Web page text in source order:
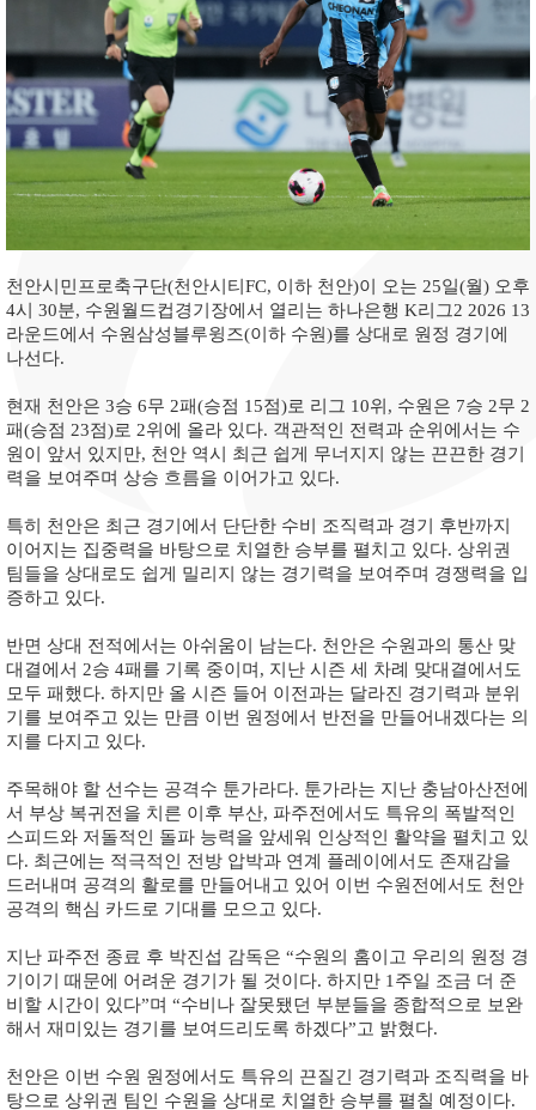
천안시민프로축구단(천안시티FC, 이하 천안)이 오는 25일(월) 오후
4시 30분, 수원월드컵경기장에서 열리는 하나은행 K리그2 2026 13
라운드에서 수원삼성블루윙즈(이하 수원)를 상대로 원정 경기에
나선다.
현재 천안은 3승 6무 2패(승점 15점)로 리그 10위, 수원은 7승 2무 2
패(승점 23점)로 2위에 올라 있다. 객관적인 전력과 순위에서는 수
원이 앞서 있지만, 천안 역시 최근 쉽게 무너지지 않는 끈끈한 경기
력을 보여주며 상승 흐름을 이어가고 있다.
특히 천안은 최근 경기에서 단단한 수비 조직력과 경기 후반까지
이어지는 집중력을 바탕으로 치열한 승부를 펼치고 있다. 상위권
팀들을 상대로도 쉽게 밀리지 않는 경기력을 보여주며 경쟁력을 입
증하고 있다.
반면 상대 전적에서는 아쉬움이 남는다. 천안은 수원과의 통산 맞
대결에서 2승 4패를 기록 중이며, 지난 시즌 세 차례 맞대결에서도
모두 패했다. 하지만 올 시즌 들어 이전과는 달라진 경기력과 분위
기를 보여주고 있는 만큼 이번 원정에서 반전을 만들어내겠다는 의
지를 다지고 있다.
주목해야 할 선수는 공격수 툰가라다. 툰가라는 지난 충남아산전에
서 부상 복귀전을 치른 이후 부산, 파주전에서도 특유의 폭발적인
스피드와 저돌적인 돌파 능력을 앞세워 인상적인 활약을 펼치고 있
다. 최근에는 적극적인 전방 압박과 연계 플레이에서도 존재감을
드러내며 공격의 활로를 만들어내고 있어 이번 수원전에서도 천안
공격의 핵심 카드로 기대를 모으고 있다.
지난 파주전 종료 후 박진섭 감독은 “수원의 홈이고 우리의 원정 경
기이기 때문에 어려운 경기가 될 것이다. 하지만 1주일 조금 더 준
비할 시간이 있다”며 “수비나 잘못됐던 부분들을 종합적으로 보완
해서 재미있는 경기를 보여드리도록 하겠다”고 밝혔다.
천안은 이번 수원 원정에서도 특유의 끈질긴 경기력과 조직력을 바
탕으로 상위권 팀인 수원을 상대로 치열한 승부를 펼칠 예정이다.